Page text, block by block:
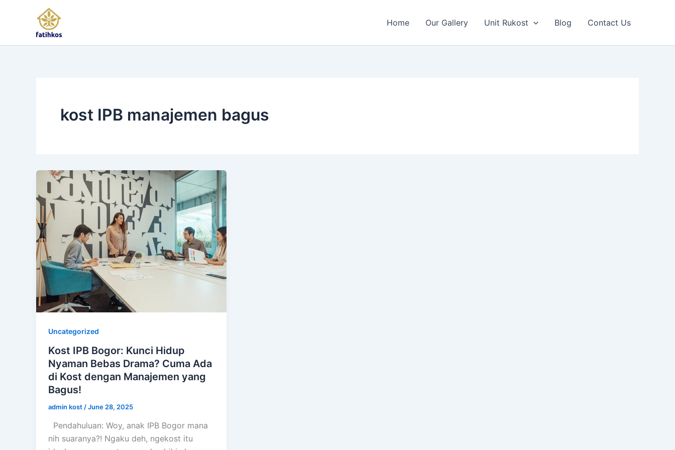
Home Our Gallery Unit Rukost Blog Contact Us
kost IPB manajemen bagus
Uncategorized
Kost IPB Bogor: Kunci Hidup
Nyaman Bebas Drama? Cuma Ada
di Kost dengan Manajemen yang
Bagus!
admin kost /June 28, 2025
Pendahuluan: Woy, anak IPB Bogor mana
nih suaranya?! Ngaku deh, ngekost itu